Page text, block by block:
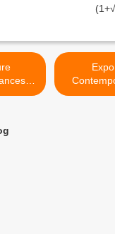
Heart
MAUGER